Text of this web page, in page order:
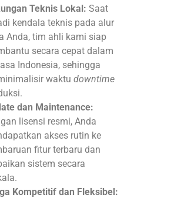
Teknis Lokal: Saat
kendala teknis pada alur
Anda, tim ahli kami siap
secara cepat dalam
Indonesia, sehingga
waktu downtime
dan Maintenance:
lisensi resmi, Anda
akses rutin ke
fitur terbaru dan
sistem secara
Kompetitif dan Fleksibel: